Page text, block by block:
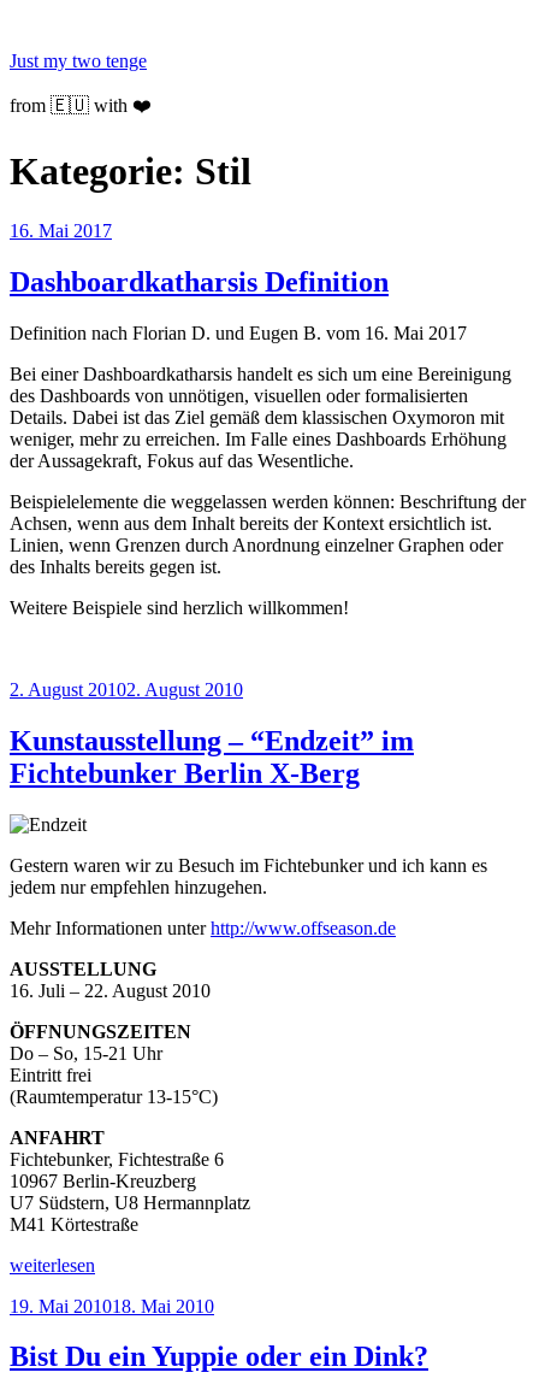
springen
Just my two tenge
from 🇪🇺 with ❤️
Kategorie: Stil
Veröffentlicht
16. Mai 2017
Dashboardkatharsis Definition
Definition nach Florian D. und Eugen B. vom 16. Mai 2017
Bei einer Dashboardkatharsis handelt es sich um eine Bereinigung
des Dashboards von unnötigen, visuellen oder formalisierten
Details. Dabei ist das Ziel gemäß dem klassischen Oxymoron mit
weniger, mehr zu erreichen. Im Falle eines Dashboards Erhöhung
der Aussagekraft, Fokus auf das Wesentliche.
Beispielelemente die weggelassen werden können: Beschriftung der
Achsen, wenn aus dem Inhalt bereits der Kontext ersichtlich ist.
Linien, wenn Grenzen durch Anordnung einzelner Graphen oder
des Inhalts bereits gegen ist.
Weitere Beispiele sind herzlich willkommen!
Veröffentlicht
2. August 20102. August 2010
Kunstausstellung – “Endzeit” im
Fichtebunker Berlin X-Berg
Gestern waren wir zu Besuch im Fichtebunker und ich kann es
jedem nur empfehlen hinzugehen.
Mehr Informationen unterhttp://www.offseason.de
AUSSTELLUNG
16. Juli – 22. August 2010
ÖFFNUNGSZEITEN
Do – So, 15-21 Uhr
Eintritt frei
(Raumtemperatur 13-15°C)
ANFAHRT
Fichtebunker, Fichtestraße 6
10967 Berlin-Kreuzberg
U7 Südstern, U8 Hermannplatz
M41 Körtestraße
„Kunstausstellung
“Endzeit”
Fichtebunker
Berlin
weiterlesen
Veröffentlicht
19. Mai 201018. Mai 2010
Bist Du ein Yuppie oder ein Dink?